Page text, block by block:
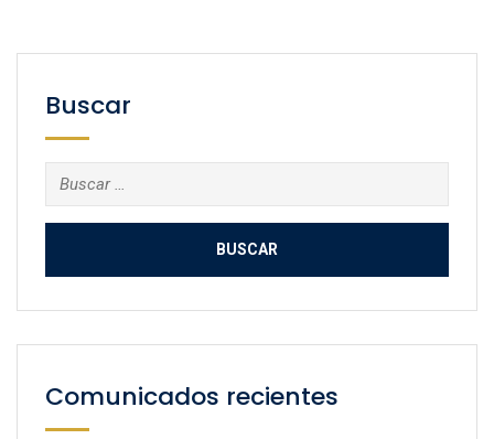
Buscar
Buscar:
Comunicados recientes